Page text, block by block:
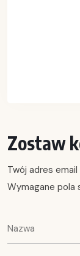
Zostaw
Twój adres
Wymagane pola